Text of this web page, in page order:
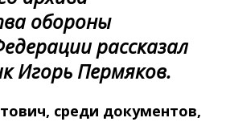
обороны
рассказал
Игорь Пермяков.
среди документов,